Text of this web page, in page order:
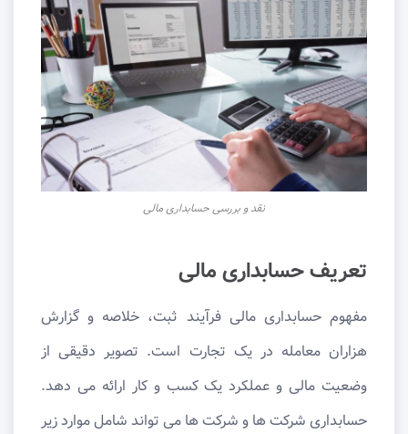
نقد و بررسی حسابداری مالی
تعریف حسابداری مالی
مفهوم حسابداری مالی فرآیند ثبت، خلاصه و گزارش
هزاران معامله در یک تجارت است. تصویر دقیقی از
وضعیت مالی و عملکرد یک کسب و کار ارائه می دهد.
حسابداری شرکت ها و شرکت ها می تواند شامل موارد زیر